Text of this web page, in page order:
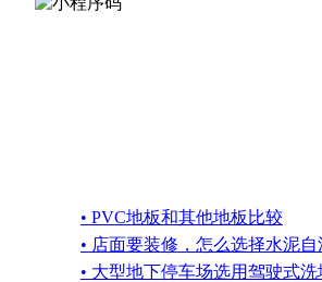
• PVC地板和其他地板比较
• 店面要装修，怎么选择水泥自
• 大型地下停车场选用驾驶式洗